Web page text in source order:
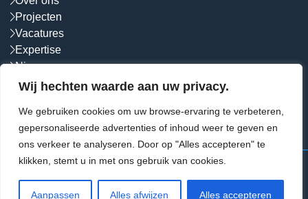
Wij hechten waarde aan uw privacy.
We gebruiken cookies om uw browse-ervaring te verbeteren,
gepersonaliseerde advertenties of inhoud weer te geven en
ons verkeer te analyseren. Door op "Alles accepteren" te
klikken, stemt u in met ons gebruik van cookies.
Aanpassen Alles afwijzen Alles accepteren
Projecten
Vacatures
Expertise
Nieuws
Contact
Socials
Volg ons op social media!
© 2026 VIS Architecten.Alle rechten voorbehouden
Algemene voorwaardenDisclaimer